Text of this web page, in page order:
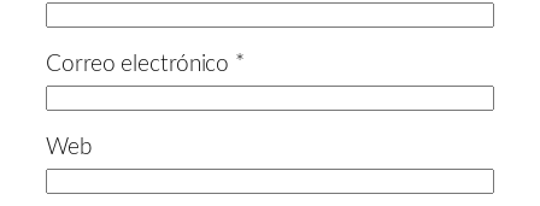
Correo electrónico *
Web